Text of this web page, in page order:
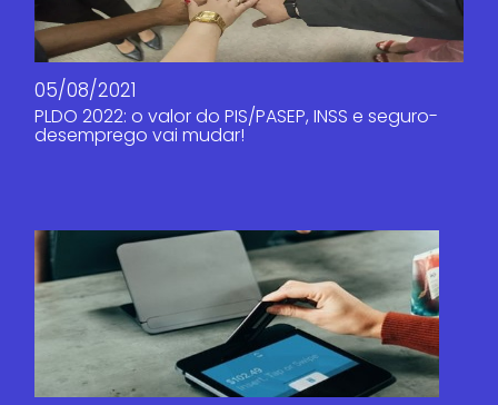
05/08/2021
PLDO 2022: o valor do PIS/PASEP, INSS e seguro-
desemprego vai mudar!